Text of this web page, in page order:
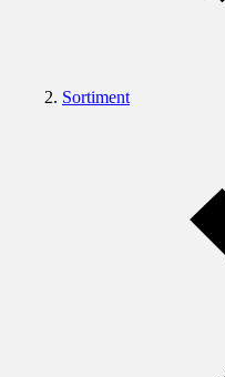
Sortiment